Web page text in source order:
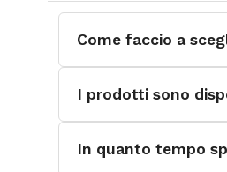
Come faccio a
I prodotti sono
In quanto tempo